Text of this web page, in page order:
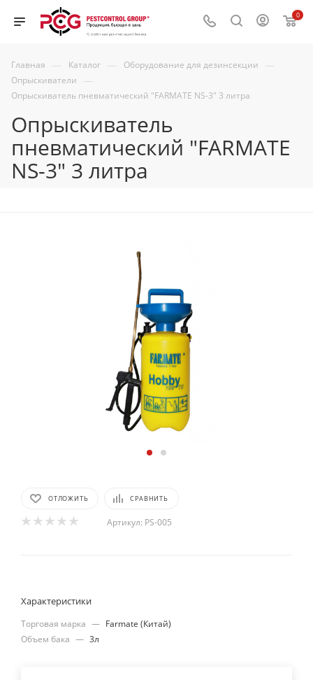
0
Главная — Каталог — Оборудование для дезинсекции —
Опрыскиватели —
Опрыскиватель пневматический "FARMATЕ NS-3" 3 литра
Опрыскиватель
пневматический "FARMATЕ
NS-3" 3 литра
ОТЛОЖИТЬ СРАВНИТЬ
Артикул: PS-005
Характеристики
Торговая марка — Farmate (Китай)
Объем бака — 3л